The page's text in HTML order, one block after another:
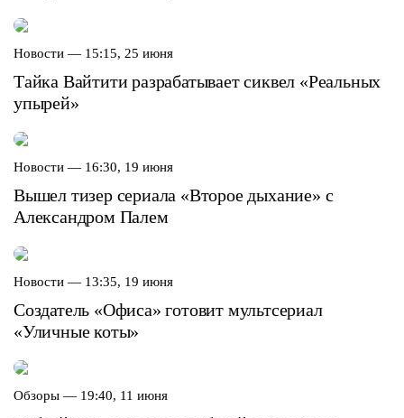
Новости — 15:15, 25 июня
Тайка Вайтити разрабатывает сиквел «Реальных
упырей»
Новости — 16:30, 19 июня
Вышел тизер сериала «Второе дыхание» с
Александром Палем
Новости — 13:35, 19 июня
Создатель «Офиса» готовит мультсериал
«Уличные коты»
Обзоры — 19:40, 11 июня